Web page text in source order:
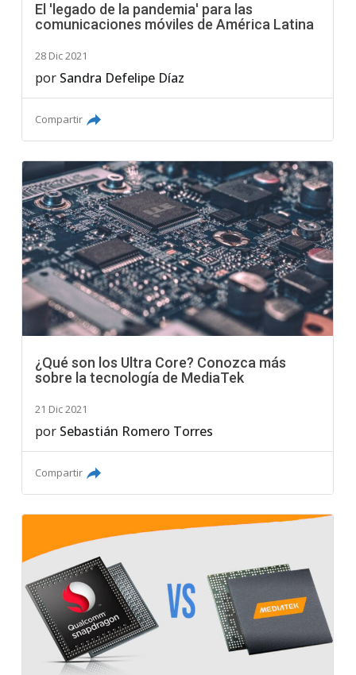
El 'legado de la pandemia' para las
comunicaciones móviles de América Latina
28 Dic 2021
por Sandra Defelipe Díaz
Compartir
¿Qué son los Ultra Core? Conozca más
sobre la tecnología de MediaTek
21 Dic 2021
por Sebastián Romero Torres
Compartir